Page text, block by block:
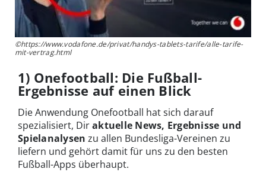
©https://www.vodafone.de/privat/handys-tablets-tarife/alle-tarife-
mit-vertrag.html
1) Onefootball: Die Fußball-
Ergebnisse auf einen Blick
Die Anwendung Onefootball hat sich darauf
spezialisiert, Diraktuelle News, Ergebnisse und
Spielanalysen zu allen Bundesliga-Vereinen zu
liefern und gehört damit für uns zu den besten
Fußball-Apps überhaupt.